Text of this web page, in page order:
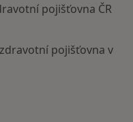
pojišťovna ČR
pojišťovna v